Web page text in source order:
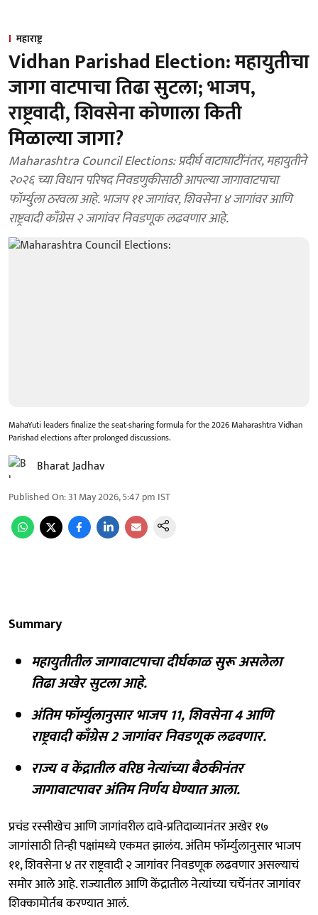
महाराष्ट्र
Vidhan Parishad Election: महायुतीचा
जागा वाटपाचा तिढा सुटला; भाजप,
राष्ट्रवादी, शिवसेना कोणाला किती
मिळाल्या जागा?
Maharashtra Council Elections: प्रदीर्घ वाटाघाटींनंतर, महायुतीने
२०२६ च्या विधान परिषद निवडणुकीसाठी आपल्या जागावाटपाचा
फॉर्म्युला ठरवला आहे. भाजप ११ जागांवर, शिवसेना ४ जागांवर आणि
राष्ट्रवादी काँग्रेस २ जागांवर निवडणूक लढवणार आहे.
MahaYuti leaders finalize the seat-sharing formula for the 2026 Maharashtra Vidhan
Parishad elections after prolonged discussions.
Bharat Jadhav
Published On:31 May 2026, 5:47 pm IST
Summary
महायुतीतील जागावाटपाचा दीर्घकाळ सुरू असलेला
तिढा अखेर सुटला आहे.
अंतिम फॉर्म्युलानुसार भाजप 11, शिवसेना 4 आणि
राष्ट्रवादी काँग्रेस 2 जागांवर निवडणूक लढवणार.
राज्य व केंद्रातील वरिष्ठ नेत्यांच्या बैठकीनंतर
जागावाटपावर अंतिम निर्णय घेण्यात आला.
प्रचंड रस्सीखेच आणि जागांवरील दावे-प्रतिदाव्यानंतर अखेर १७
जागांसाठी तिन्ही पक्षांमध्ये एकमत झालंय. अंतिम फॉर्म्युलानुसार भाजप
११, शिवसेना ४ तर राष्ट्रवादी २ जागांवर निवडणूक लढवणार असल्याचं
समोर आले आहे. राज्यातील आणि केंद्रातील नेत्यांच्या चर्चेनंतर जागांवर
शिक्कामोर्तब करण्यात आलं.